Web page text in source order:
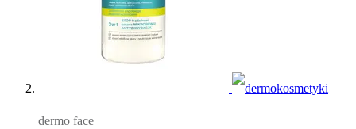
dermo face